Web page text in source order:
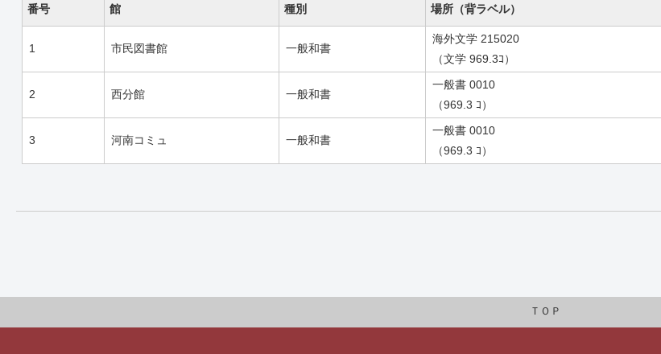
番号 館 種別 場所（背ラベル）
1 市民図書館 一般和書
海外文学 215020
（文学 969.3ｺ）
2 西分館 一般和書
一般書 0010
（969.3 ｺ）
3 河南コミュ 一般和書
一般書 0010
（969.3 ｺ）
ＴＯＰ